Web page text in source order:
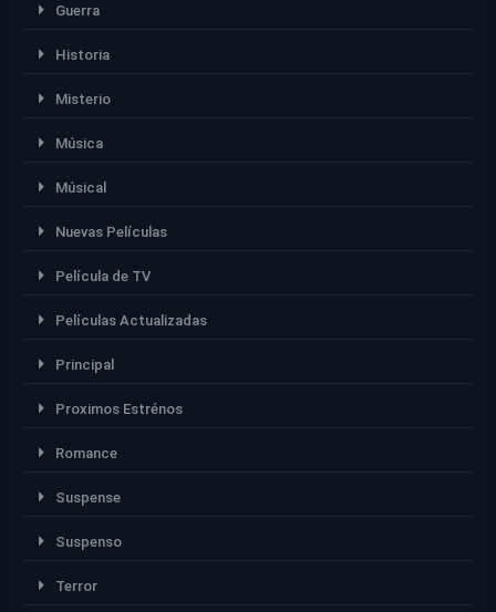
Guerra
Historia
Misterio
Música
Músical
Nuevas Películas
Película de TV
Películas Actualizadas
Principal
Proximos Estrénos
Romance
Suspense
Suspenso
Terror